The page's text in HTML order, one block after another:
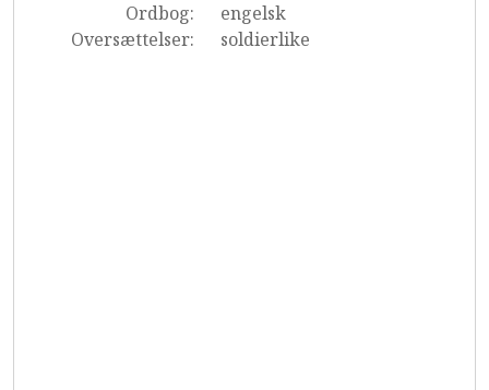
Ordbog:
engelsk
Oversættelser:
soldierlike